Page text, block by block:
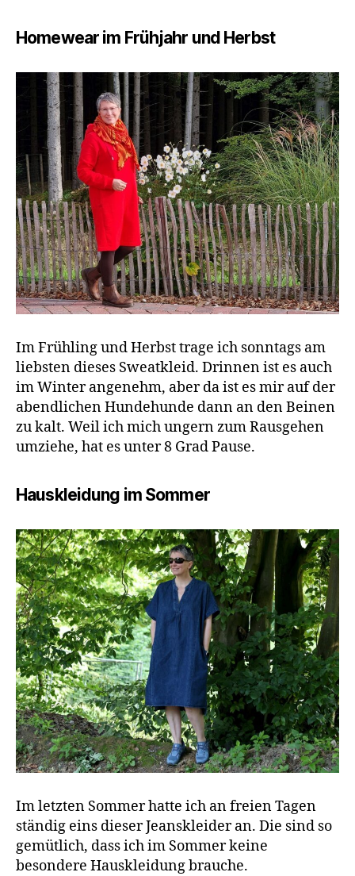
Homewear im Frühjahr und Herbst
Im Frühling und Herbst trage ich sonntags am
liebsten dieses Sweatkleid. Drinnen ist es auch
im Winter angenehm, aber da ist es mir auf der
abendlichen Hundehunde dann an den Beinen
zu kalt. Weil ich mich ungern zum Rausgehen
umziehe, hat es unter 8 Grad Pause.
Hauskleidung im Sommer
Im letzten Sommer hatte ich an freien Tagen
ständig eins dieser Jeanskleider an. Die sind so
gemütlich, dass ich im Sommer keine
besondere Hauskleidung brauche.